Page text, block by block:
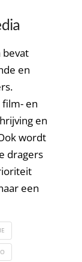
bevat
en
film- en
en
wordt
dragers
een